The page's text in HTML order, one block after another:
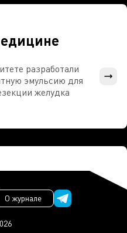
разработали
эмульсию для
желудка
О журнале